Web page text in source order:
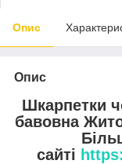
Опис
Опис
Шкарпетки
бавовна
сайті